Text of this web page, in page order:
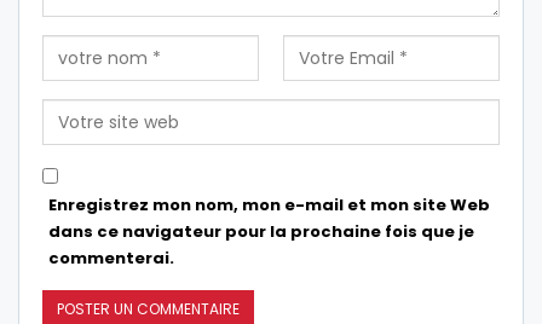
Enregistrez mon nom, mon e-mail et mon site Web
dans ce navigateur pour la prochaine fois que je
commenterai.